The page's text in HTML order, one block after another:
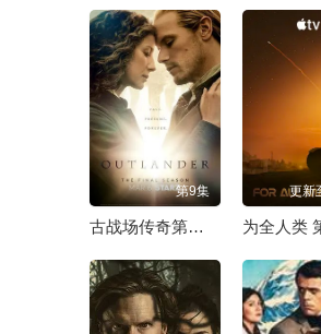
第9集
古战场传奇第八季
更新
为全人类